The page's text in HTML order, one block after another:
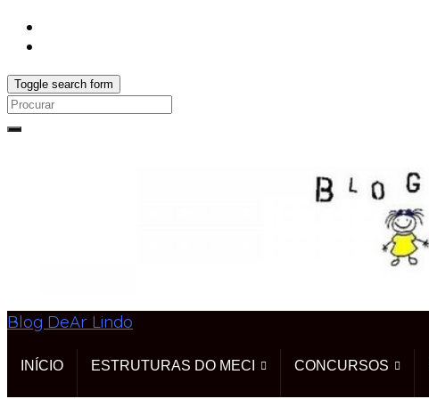
Toggle search form
Search
Blog DeAr Lindo
INÍCIO ESTRUTURAS DO MECI CONCURSOS